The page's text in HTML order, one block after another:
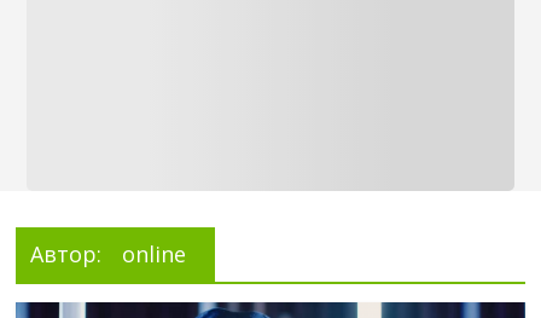
Автор: online